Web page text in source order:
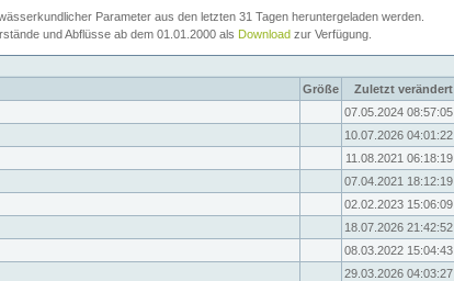
Parameter aus den letzten 31 Tagen heruntergeladen werden.
und Abflüsse ab dem 01.01.2000 als Download zur Verfügung.
Größe
Zuletzt verändert
07.05.2024 08:57:05
10.07.2026 04:01:22
11.08.2021 06:18:19
07.04.2021 18:12:19
02.02.2023 15:06:09
18.07.2026 21:42:52
08.03.2022 15:04:43
29.03.2026 04:03:27